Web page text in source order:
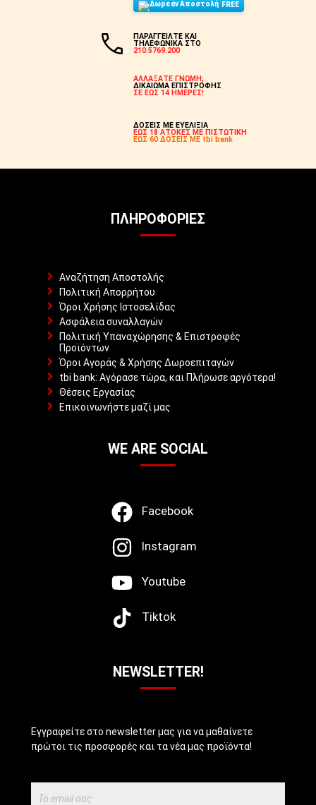
FREE
ΠΑΡΑΓΓΕΙΛΤΕ ΚΑΙ
ΤΗΛΕΦΩΝΙΚΑ ΣΤΟ
210.5769.200
ΑΛΛΑΞΑΤΕ ΓΝΩΜΗ;
ΔΙΚΑΙΩΜΑ ΕΠΙΣΤΡΟΦΗΣ
ΣΕ ΕΩΣ 14 ΗΜΕΡΕΣ!
ΔΟΣΕΙΣ ΜΕ ΕΥΕΛΙΞΙΑ
ΕΩΣ 18 ΑΤΟΚΕΣ ΜΕ ΠΙΣΤΩΤΙΚΗ
ΕΩΣ 60 ΔΟΣΕΙΣ ΜΕ tbi bank
ΠΛΗΡΟΦΟΡΊΕΣ
Αναζήτηση Αποστολής
Πολιτική Απορρήτου
Όροι Χρήσης Ιστοσελίδας
Ασφάλεια συναλλαγών
Πολιτική Υπαναχώρησης & Επιστροφές
Προϊόντων
Όροι Αγοράς & Χρήσης Δωροεπιταγών
tbi bank: Αγόρασε τώρα, και Πλήρωσε αργότερα!
Θέσεις Εργασίας
Επικοινωνήστε μαζί μας
WE ARE SOCIAL
Facebook
Instagram
Youtube
Tiktok
NEWSLETTER!
Εγγραφείτε στο newsletter μας για να μαθαίνετε
πρώτοι τις προσφορές και τα νέα μας προϊόντα!